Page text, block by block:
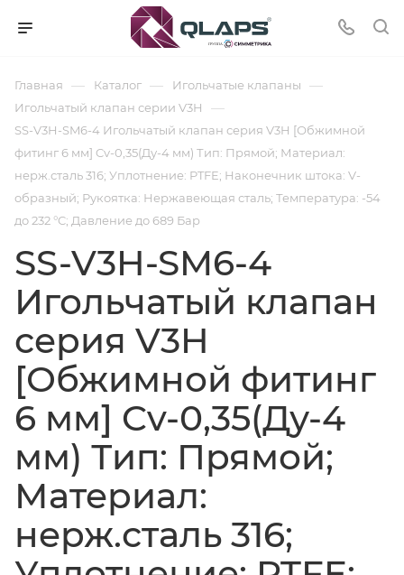
Главная — Каталог — Игольчатые клапаны —
Игольчатый клапан серии V3H —
SS-V3H-SM6-4 Игольчатый клапан серия V3H [Обжимной
фитинг 6 мм] Cv-0,35(Ду-4 мм) Тип: Прямой; Материал:
нерж.сталь 316; Уплотнение: PTFE; Наконечник штока: V-
образный; Рукоятка: Нержавеющая сталь; Температура: -54
до 232 °C; Давление до 689 Бар
SS-V3H-SM6-4
Игольчатый клапан
серия V3H
[Обжимной фитинг
6 мм] Cv-0,35(Ду-4
мм) Тип: Прямой;
Материал:
нерж.сталь 316;